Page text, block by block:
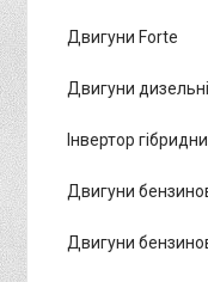
Двигуни Forte
Двигуни
Інвертор
Двигуни
Двигуни